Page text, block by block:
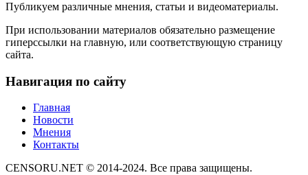
Публикуем различные мнения, статьи и видеоматериалы.
При использовании материалов обязательно размещение
гиперссылки на главную, или соответствующую страницу
сайта.
Навигация по сайту
Главная
Новости
Мнения
Контакты
CENSORU.NET © 2014-2024. Все права защищены.